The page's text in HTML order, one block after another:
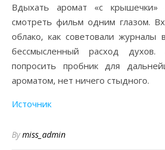
Вдыхать аромат «с
смотреть фильм одним глазом.
облако, как советовали
бессмысленный расход
попросить пробник для
ароматом, нет ничего стыдного.
Источник
Bymiss_admin